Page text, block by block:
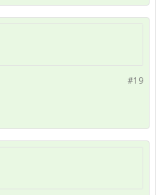
#19